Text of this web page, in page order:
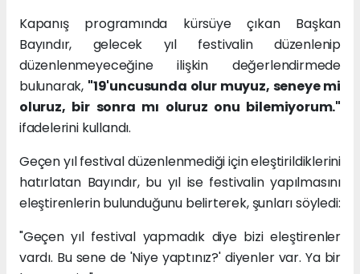
Kapanış programında kürsüye çıkan Başkan
Bayındır, gelecek yıl festivalin düzenlenip
düzenlenmeyeceğine ilişkin değerlendirmede
bulunarak, "19'uncusunda olur muyuz, seneye mi
oluruz, bir sonra mı oluruz onu bilemiyorum."
ifadelerini kullandı.
Geçen yıl festival düzenlenmediği için eleştirildiklerini
hatırlatan Bayındır, bu yıl ise festivalin yapılmasını
eleştirenlerin bulunduğunu belirterek, şunları söyledi:
"Geçen yıl festival yapmadık diye bizi eleştirenler
vardı. Bu sene de 'Niye yaptınız?' diyenler var. Ya bir